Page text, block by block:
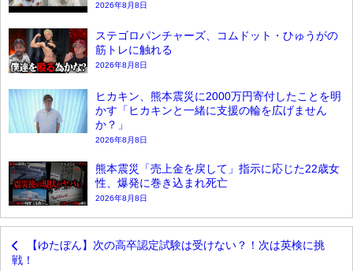
2026年8月8日
ステゴロパンチャーズ、コムドット・ひゅうがの
筋トレに触れる
2026年8月8日
ヒカキン、熊本震災に2000万円寄付したことを明
かす「ヒカキンと一緒に支援の輪を広げません
か？」
2026年8月8日
熊本震災「売上金を戻して」指示に応じた22歳女
性、爆発に巻き込まれ死亡
2026年8月8日
【ゆたぼん】次の高卒認定試験は受けない？！次は英検に挑
戦！